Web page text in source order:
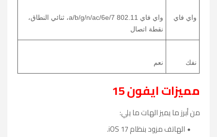
واي فاي
واي فاي 802.11 a/b/g/n/ac/6e/7، ثنائي النطاق،
نقطة اتصال
نفك نعم
مميزات ايفون 15
من أبرز ما يميز الهات ما يلي:
الهاتف مزود بنظام iOS 17.